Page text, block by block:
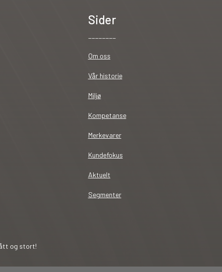
Sider
Om oss
Vår historie
Miljø
Kompetanse
Merkevarer
Kundefokus
Aktuelt
Segmenter
og stort!